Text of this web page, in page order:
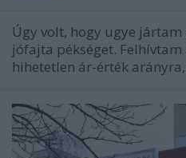
Úgy volt, hogy ugye jártam
jófajta pékséget.
hihetetlen ár-érték